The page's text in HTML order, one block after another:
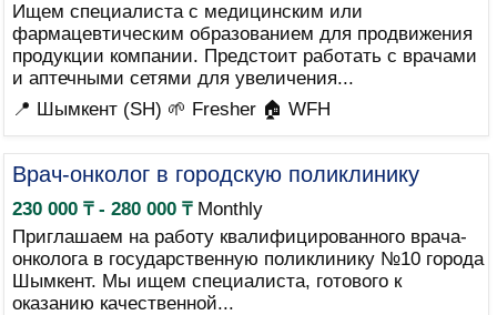
Ищем специалиста с медицинским или
фармацевтическим образованием для продвижения
продукции компании. Предстоит работать с врачами
и аптечными сетями для увеличения...
📍 Шымкент (SH) 🌱 Fresher 🏠 WFH
Врач-онколог в городскую поликлинику
230 000 ₸ - 280 000 ₸Monthly
Приглашаем на работу квалифицированного врача-
онколога в государственную поликлинику №10 города
Шымкент. Мы ищем специалиста, готового к
оказанию качественной...